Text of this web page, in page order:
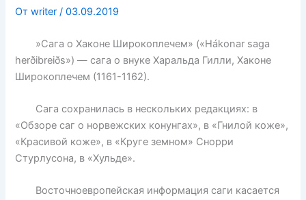
Отwriter/03.09.2019
»Сага о Хаконе Широкоплечем» («Hákonar saga
herðibreiðs») — сага о внуке Харальда Гилли, Хаконе
Широкоплечем (1161-1162).
Сага сохранилась в нескольких редакциях: в
«Обзоре саг о норвежских конунгах», в «Гнилой коже»,
«Красивой коже», в «Круге земном» Снорри
Стурлусона, в «Хульде».
Восточноевропейская информация саги касается